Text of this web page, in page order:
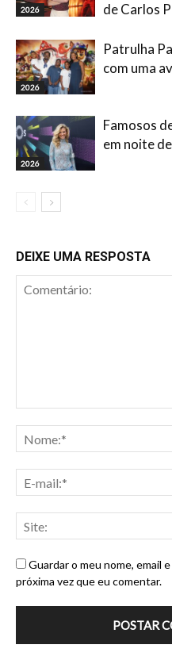
2026
de Carlos
2026
Patrulha
com uma
2026
Famosos
em noite
DEIXE UMA RESPOSTA
Guardar o meu nome, email
próxima vez que eu comentar.